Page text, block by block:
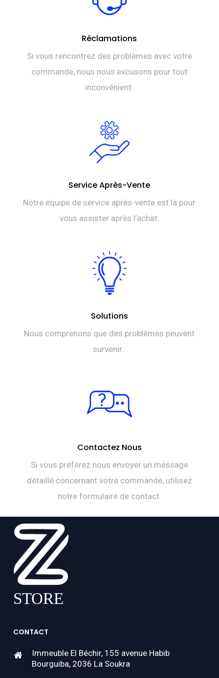
Réclamations
Si vous rencontrez des problèmes avec votre
commande, nous nous excusons pour tout
inconvénient.
Service Après-Vente
Notre équipe de service après-vente est là pour
vous assister après l’achat.
Solutions
Nous comprenons que des problèmes peuvent
survenir.
Contactez Nous
Si vous préférez nous envoyer un message
détaillé concernant votre commande, utilisez
notre formulaire de contact.
CONTACT
Immeuble El Béchir, 155 avenue Habib
Bourguiba, 2036 La Soukra